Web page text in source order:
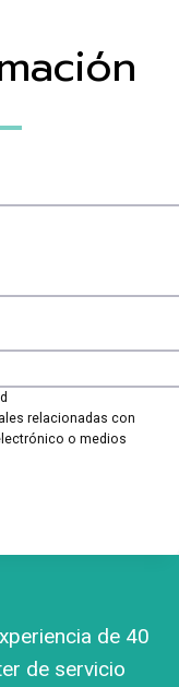
relacionadas con
o medios
de 40
de servicio